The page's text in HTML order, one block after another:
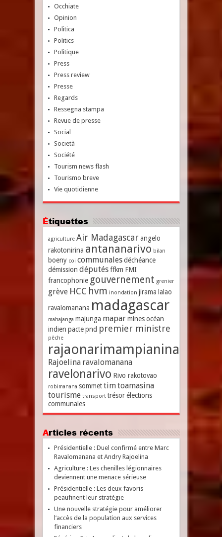
Occhiate
Opinion
Politica
Politics
Politique
Press
Press review
Presse
Regards
Ressegna stampa
Revue de presse
Social
Società
Société
Tourism news flash
Tourismo breve
Vie quotidienne
Étiquettes
agriculture Air Madagascar angelo
rakotonirina antananarivo bilan
boeny coi communales déchéance
démission députés ffkm FMI
francophonie gouvernement grenier
grève HCC hvm inondation jirama lalao
ravalomanana madagascar
mahajanga majunga mapar mines océan
indien pacte pnd premier ministre
pêche
rajaonarimampianina
Rajoelina ravalomanana
ravelonarivo Rivo rakotovao
robimanana sommet timtoamasina
tourisme transport trésor élections
communales
Articles récents
Présidentielle : Duel confirmé entre Marc
Ravalomanana et Andry Rajoelina
Agriculture : Les chenilles légionnaires
deviennent une menace sérieuse
Présidentielle : Les deux favoris
peaufinent leur stratégie
Une nouvelle stratégie pour améliorer
l’accès de la population aux services
financiers